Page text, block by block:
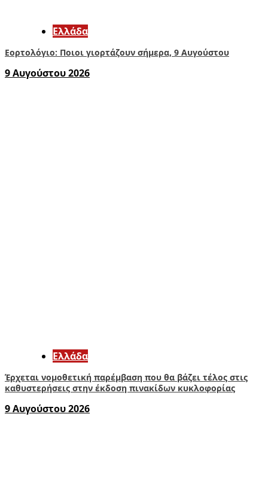
Ελλάδα
Εορτολόγιο: Ποιοι γιορτάζουν σήμερα, 9 Αυγούστου
9 Αυγούστου 2026
Ελλάδα
Έρχεται νομοθετική παρέμβαση που θα βάζει τέλος στις
καθυστερήσεις στην έκδοση πινακίδων κυκλοφορίας
9 Αυγούστου 2026